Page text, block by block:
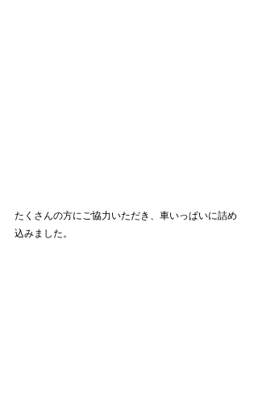
たくさんの方にご協力いただき、車いっぱいに詰め
込みました。